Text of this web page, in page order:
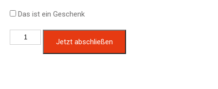
Das ist ein Geschenk
Hundepatenschaft
für
Jetzt abschließen